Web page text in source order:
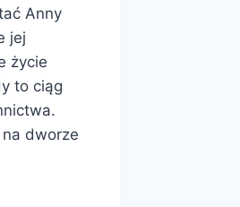
Anny
jej
życie
to ciąg
dworze